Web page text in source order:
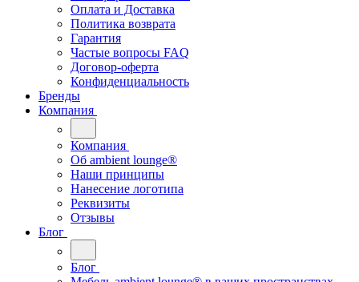
Оплата и Доставка
Политика возврата
Гарантия
Частые вопросы FAQ
Договор-оферта
Конфиденциальность
Бренды
Компания
Компания
Oб ambient lounge®
Наши принципы
Нанесение логотипа
Реквизиты
Отзывы
Блог
Блог